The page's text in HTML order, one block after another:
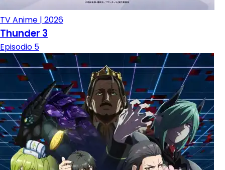
TV Anime | 2026
Thunder 3
Episodio 5